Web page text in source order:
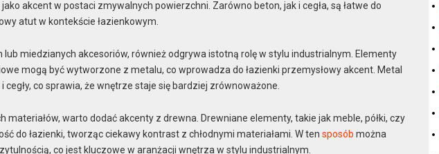
akcent w postaci zmywalnych powierzchni. Zarówno beton, jak i cegła, są łatwe do
atut w kontekście łazienkowym.
miedzianych akcesoriów, również odgrywa istotną rolę w stylu industrialnym. Elementy
mogą być wytworzone z metalu, co wprowadza do łazienki przemysłowy akcent. Metal
co sprawia, że wnętrze staje się bardziej zrównoważone.
materiałów, warto dodać akcenty z drewna. Drewniane elementy, takie jak meble, półki, czy
do łazienki, tworząc ciekawy kontrast z chłodnymi materiałami. W tensposób można
co jest kluczowe w aranżacji wnętrza w stylu industrialnym.